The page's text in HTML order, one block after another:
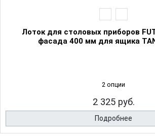
Лоток для столовых приборов
фасада 400 мм для ящика
2 опции
2 325 руб.
Подробнее